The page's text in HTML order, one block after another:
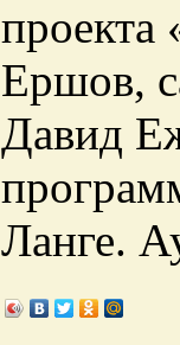
проекта
Ершов,
Давид
Ланге.